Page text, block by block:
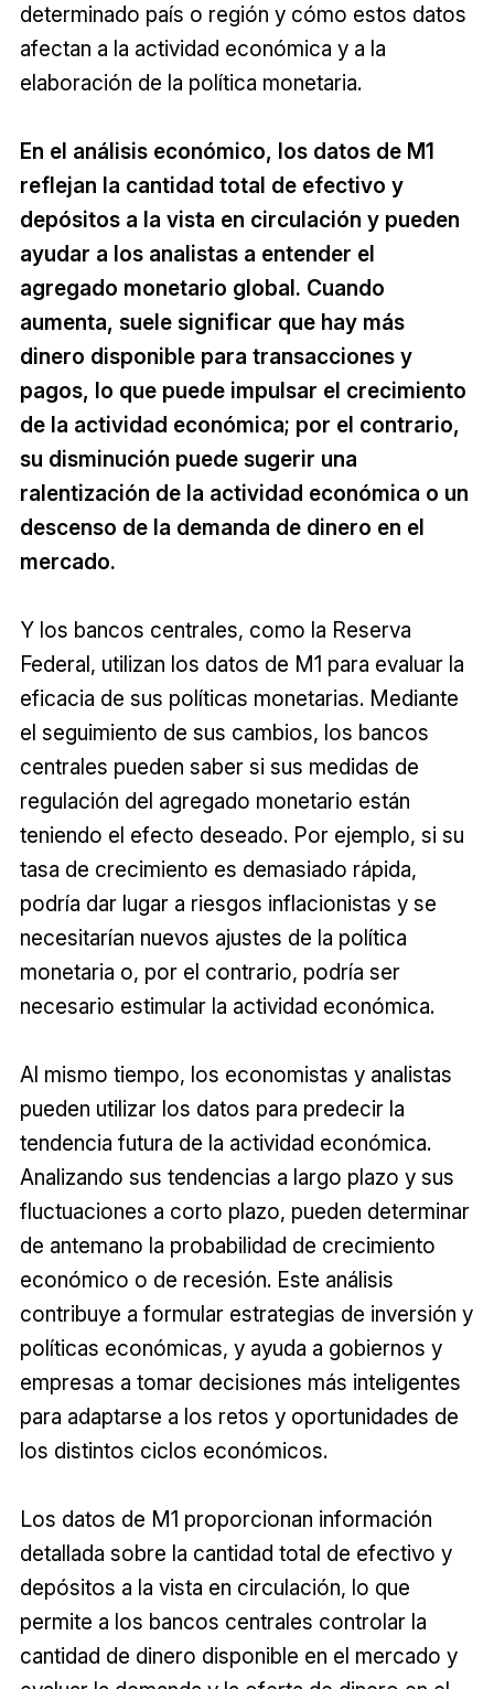
determinado país o región y cómo estos datos
afectan a la actividad económica y a la
elaboración de la política monetaria.
En el análisis económico, los datos de M1
reflejan la cantidad total de efectivo y
depósitos a la vista en circulación y pueden
ayudar a los analistas a entender el
agregado monetario global. Cuando
aumenta, suele significar que hay más
dinero disponible para transacciones y
pagos, lo que puede impulsar el crecimiento
de la actividad económica; por el contrario,
su disminución puede sugerir una
ralentización de la actividad económica o un
descenso de la demanda de dinero en el
mercado.
Y los bancos centrales, como la Reserva
Federal, utilizan los datos de M1 para evaluar la
eficacia de sus políticas monetarias. Mediante
el seguimiento de sus cambios, los bancos
centrales pueden saber si sus medidas de
regulación del agregado monetario están
teniendo el efecto deseado. Por ejemplo, si su
tasa de crecimiento es demasiado rápida,
podría dar lugar a riesgos inflacionistas y se
necesitarían nuevos ajustes de la política
monetaria o, por el contrario, podría ser
necesario estimular la actividad económica.
Al mismo tiempo, los economistas y analistas
pueden utilizar los datos para predecir la
tendencia futura de la actividad económica.
Analizando sus tendencias a largo plazo y sus
fluctuaciones a corto plazo, pueden determinar
de antemano la probabilidad de crecimiento
económico o de recesión. Este análisis
contribuye a formular estrategias de inversión y
políticas económicas, y ayuda a gobiernos y
empresas a tomar decisiones más inteligentes
para adaptarse a los retos y oportunidades de
los distintos ciclos económicos.
Los datos de M1 proporcionan información
detallada sobre la cantidad total de efectivo y
depósitos a la vista en circulación, lo que
permite a los bancos centrales controlar la
cantidad de dinero disponible en el mercado y